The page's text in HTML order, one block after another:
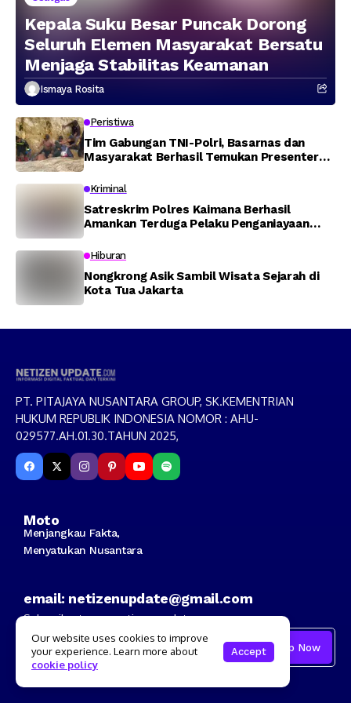
Kepala Suku Besar Puncak Dorong
Seluruh Elemen Masyarakat Bersatu
Menjaga Stabilitas Keamanan
Ismaya Rosita
Peristiwa
Tim Gabungan TNI-Polri, Basarnas dan
Masyarakat Berhasil Temukan Presenter
Memti
Kriminal
Satreskrim Polres Kaimana Berhasil
Amankan Terduga Pelaku Penganiayaan
Hiburan
Nongkrong Asik Sambil Wisata Sejarah di
Kota Tua Jakarta
PT. PITAJAYA NUSANTARA GROUP, SK.KEMENTRIAN
HUKUM REPUBLIK INDONESIA NOMOR : AHU-
029577.AH.01.30.TAHUN 2025,
Moto
Menjangkau Fakta,
Menyatukan Nusantara
email: netizenupdate@gmail.com
Subscribe to our netizen update
Our website uses cookies to improve
your experience. Learn more about
cookie policy
Accept